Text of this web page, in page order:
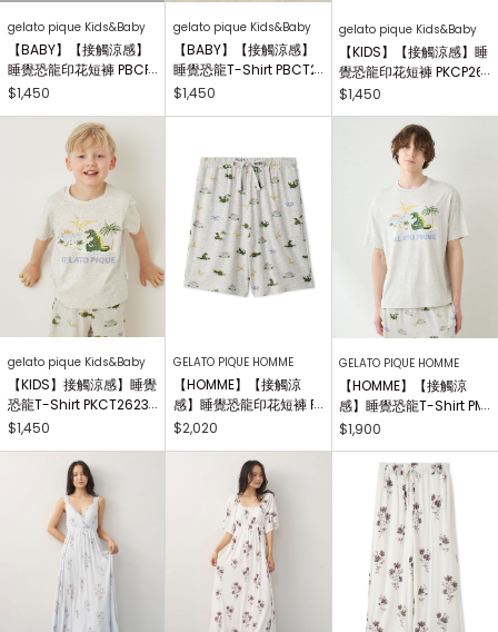
gelato pique Kids&Baby
【BABY】【接觸涼感】
睡覺恐龍印花短褲 PBCP
262367
$1,450
gelato pique Kids&Baby
【BABY】【接觸涼感】
睡覺恐龍T-Shirt PBCT2
62366
$1,450
gelato pique Kids&Baby
【KIDS】【接觸涼感】睡
覺恐龍印花短褲 PKCP26
2365
$1,450
gelato pique Kids&Baby
【KIDS】接觸涼感】睡覺
恐龍T-Shirt PKCT2623
64
$1,450
GELATO PIQUE HOMME
【HOMME】【接觸涼
感】睡覺恐龍印花短褲 P
MCP262948
$2,020
GELATO PIQUE HOMME
【HOMME】【接觸涼
感】睡覺恐龍T-Shirt PM
CT262921
$1,900